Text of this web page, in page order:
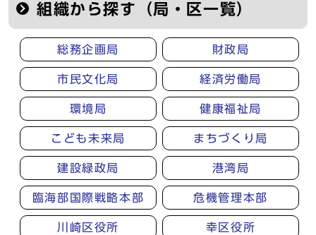
組織から探す（局・区一覧）
総務企画局 財政局
市民文化局 経済労働局
環境局 健康福祉局
こども未来局 まちづくり局
建設緑政局 港湾局
臨海部国際戦略本部 危機管理本部
川崎区役所 幸区役所